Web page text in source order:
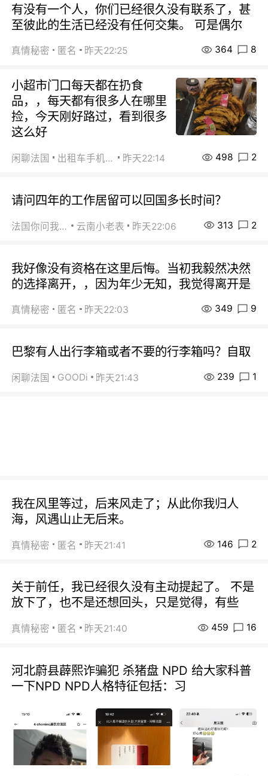
有没有一个人，你们已经很久没有联系了，甚
至彼此的生活已经没有任何交集。 可是偶尔
真情秘密 匿名 昨天22:25 364 8
小超市门口每天都在扔食
品，，每天都有很多人在哪里
捡，今天刚好路过，看到很多
这么好
闲聊法国 出租车手机0626 昨天22:14 498 2
请问四年的工作居留可以回国多长时间？
法国你问我答 云南小老表 昨天22:06 313 2
我好像没有资格在这里后悔。当初我毅然决然
的选择离开，，因为年少无知，我觉得离开是
真情秘密 匿名 昨天22:03 349 9
巴黎有人出行李箱或者不要的行李箱吗？自取
闲聊法国 GOODi 昨天21:43 239 1
我在风里等过，后来风走了；从此你我归人
海，风遇山止无后来。
真情秘密 匿名 昨天21:41 146 2
关于前任，我已经很久没有主动提起了。 不是
放下了，也不是还想回头，只是觉得，有些
真情秘密 匿名 昨天21:40 459 16
河北蔚县薜熙诈骗犯 杀猪盘 NPD 给大家科普
一下NPD NPD人格特征包括：习